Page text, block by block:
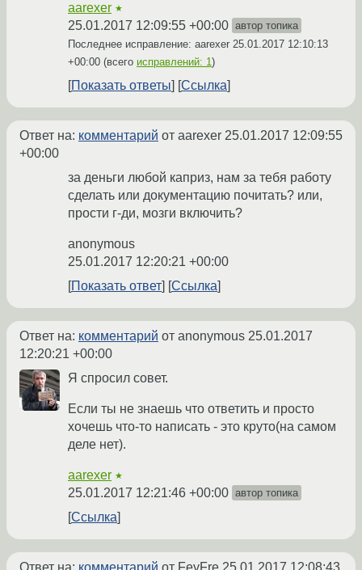
aarexer ★
25.01.2017 12:09:55 +00:00 автор топика
Последнее исправление: aarexer 25.01.2017 12:10:13
+00:00 (всего исправлений: 1)
Показать ответы Ссылка
Ответ на: комментарий от aarexer 25.01.2017 12:09:55
+00:00
за деньги любой каприз, нам за тебя работу
сделать или документацию почитать? или,
прости г-ди, мозги включить?
anonymous
25.01.2017 12:20:21 +00:00
Показать ответ
Ссылка
Ответ на: комментарий от anonymous 25.01.2017
12:20:21 +00:00
Я спросил совет.
Если ты не знаешь что ответить и просто
хочешь что-то написать - это круто(на самом
деле нет).
aarexer ★
25.01.2017 12:21:46 +00:00 автор топика
Ссылка